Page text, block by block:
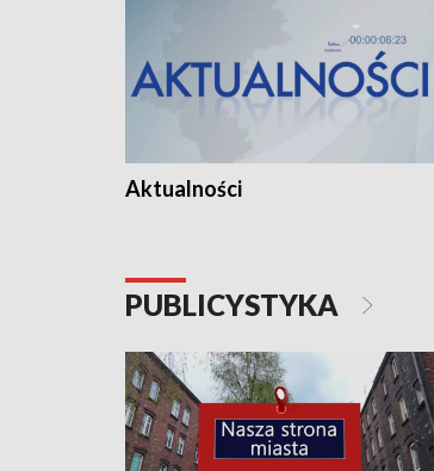
Aktualności
PUBLICYSTYKA